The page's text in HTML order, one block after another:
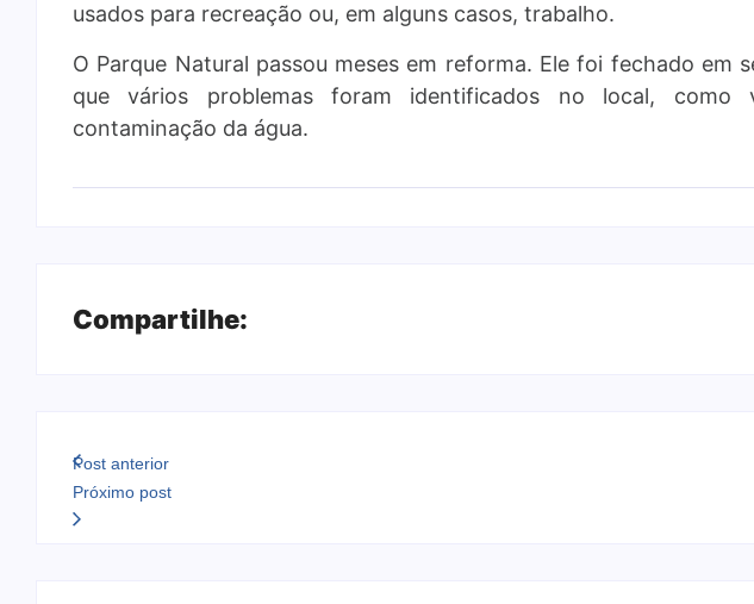
usados para recreação ou, em alguns casos, trabalho.
O Parque Natural passou meses em reforma. Ele foi fechado em
que vários problemas foram identificados no local, como
contaminação da água.
Compartilhe:
Post anterior
Próximo post